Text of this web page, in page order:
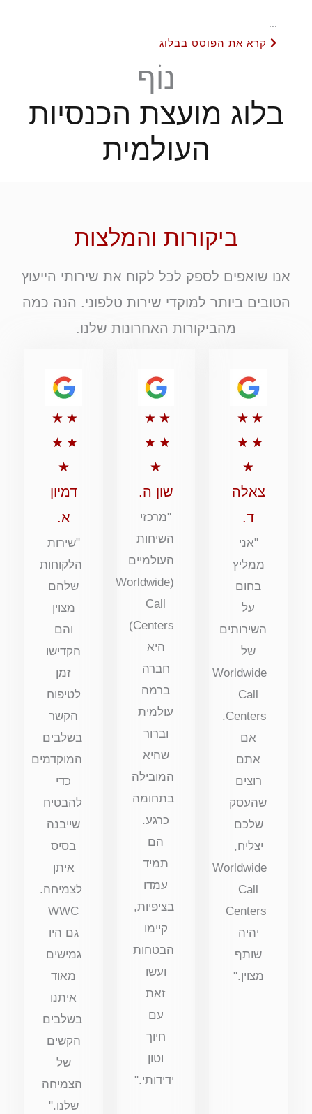
קרא את הפוסט בבלוג
נוֹף
בלוג מועצת הכנסיות
העולמית
ביקורות והמלצות
אנו שואפים לספק לכל לקוח את שירותי הייעוץ
הטובים ביותר למוקדי שירות טלפוני. הנה כמה
מהביקורות האחרונות שלנו.
★
★
דירוג
5
מתוך
5
צאלה
"אני
ממליץ
בחום
השירותים
של
Worldwide
Call
Centers.
אם
אתם
רוצים
שהעסק
שלכם
יצליח,
Worldwide
Call
Centers
יהיה
שותף
מצוין."
★
★
דירוג
5
מתוך
5
שון ה.
"מרכזי
השיחות
העולמיים
(Worldwide
Call
Centers)
היא
חברה
ברמה
עולמית
וברור
שהיא
המובילה
בתחומה
כרגע.
הם
תמיד
עמדו
בציפיות,
קיימו
הבטחות
ועשו
זאת
עם
חיוך
וטון
ידידותי."
★
★
דירוג
5
מתוך
5
דמיון
"שירות
הלקוחות
שלהם
מצוין
והם
הקדישו
זמן
לטיפוח
הקשר
בשלבים
המוקדמים
כדי
להבטיח
שייבנה
בסיס
איתן
לצמיחה.
WWC
גם היו
גמישים
מאוד
איתנו
בשלבים
הקשים
של
הצמיחה
שלנו."